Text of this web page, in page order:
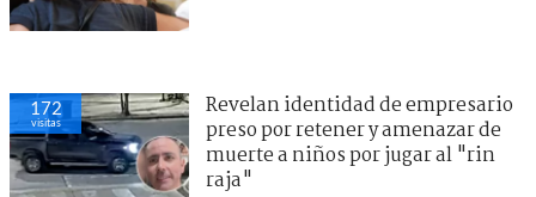
172
visitas
Revelan identidad de empresario
preso por retener y amenazar de
muerte a niños por jugar al "rin
raja"